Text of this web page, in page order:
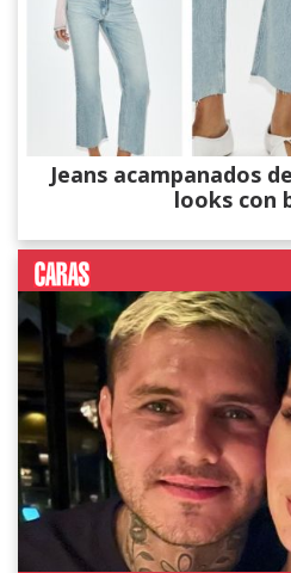
Jeans acampanados
looks con